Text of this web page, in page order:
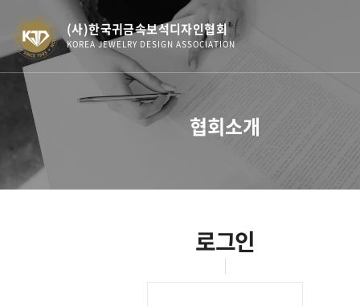
(사)한국귀금속보석디자인협회
KOREA JEWELRY DESIGN ASSOCIATION
협회소개
로그인